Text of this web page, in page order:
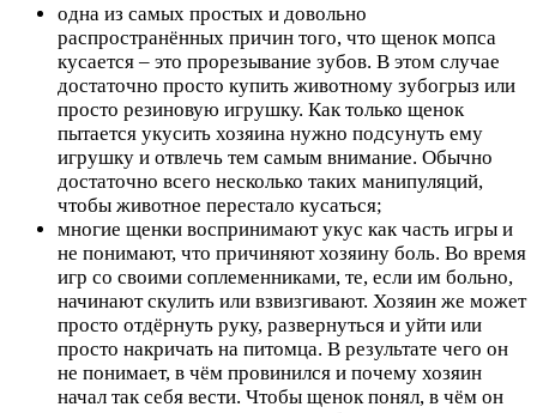
одна из самых простых и довольно
распространённых причин того, что щенок мопса
кусается – это прорезывание зубов. В этом случае
достаточно просто купить животному зубогрыз или
просто резиновую игрушку. Как только щенок
пытается укусить хозяина нужно подсунуть ему
игрушку и отвлечь тем самым внимание. Обычно
достаточно всего несколько таких манипуляций,
чтобы животное перестало кусаться;
многие щенки воспринимают укус как часть игры и
не понимают, что причиняют хозяину боль. Во время
игр со своими соплеменниками, те, если им больно,
начинают скулить или взвизгивают. Хозяин же может
просто отдёрнуть руку, развернуться и уйти или
просто накричать на питомца. В результате чего он
не понимает, в чём провинился и почему хозяин
начал так себя вести. Чтобы щенок понял, в чём он